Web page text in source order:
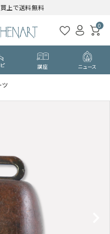
上で送料無料
0
講座 ニュース
登録
ツ